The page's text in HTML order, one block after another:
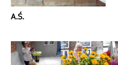
A.Ś.